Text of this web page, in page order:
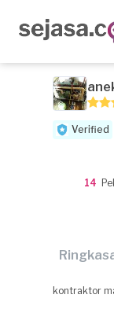
Verified
14
kontraktor